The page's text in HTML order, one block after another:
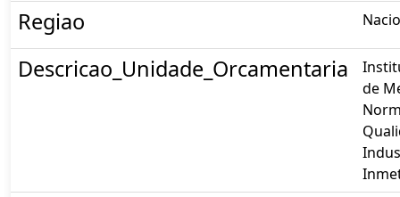
Regiao
Descricao_Unidade_Orcamentaria
de